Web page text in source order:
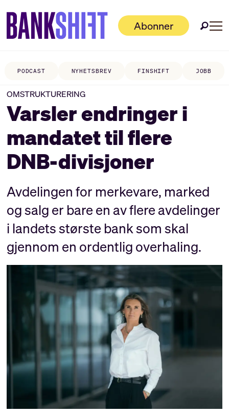
Abonner
PODCAST NYHETSBREV FINSHIFT JOBB
OMSTRUKTURERING
Varsler endringer i
mandatet til flere
DNB-divisjoner
Avdelingen for merkevare, marked
og salg er bare en av flere avdelinger
i landets største bank som skal
gjennom en ordentlig overhaling.